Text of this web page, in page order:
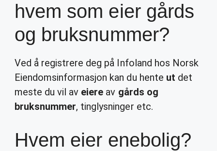
hvem som eier gårds
og bruksnummer?
Ved å registrere deg på Infoland hos Norsk
Eiendomsinformasjon kan du hente ut det
meste du vil av eiere av gårds og
bruksnummer, tinglysninger etc.
Hvem eier enebolig?